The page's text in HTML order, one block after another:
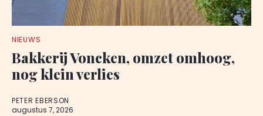
NIEUWS
Bakkerij Voncken, omzet omhoog,
nog klein verlies
PETER EBERSON
augustus 7, 2026